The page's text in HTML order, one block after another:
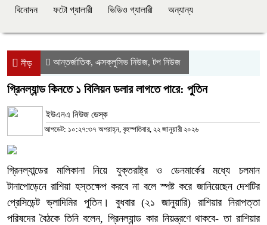
বিনোদন ফটো গ্যালারী ভিডিও গ্যালারী অন্যান্য
নীড় আন্তর্জাতিক, এক্সক্লুসিভ নিউজ,টপ নিউজ
গ্রিনল্যান্ড কিনতে ১ বিলিয়ন ডলার লাগতে পারে: পুতিন
ইউএনএ নিউজ ডেস্ক
আপডেট: ১০:২৭:৩৭ অপরাহ্ন, বৃহস্পতিবার, ২২ জানুয়ারী ২০২৬
গ্রিনল্যান্ডের মালিকানা নিয়ে যুক্তরাষ্ট্র ও ডেনমার্কের মধ্যে চলমান
টানাপোড়েনে রাশিয়া হস্তক্ষেপ করবে না বলে স্পষ্ট করে জানিয়েছেন দেশটির
প্রেসিডেন্ট ভ্লাদিমির পুতিন। বুধবার (২১ জানুয়ারি) রাশিয়ার নিরাপত্তা
পরিষদের বৈঠকে তিনি বলেন, গ্রিনল্যান্ড কার নিয়ন্ত্রণে থাকবে- তা রাশিয়ার